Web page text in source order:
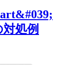
対処例